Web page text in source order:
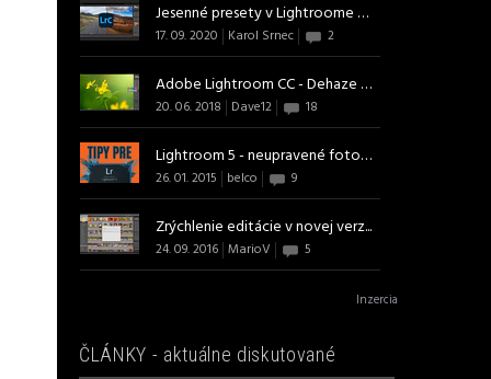
Jesenné presety v Lightroome Cla...
17. 09. 2020 Karol Srnec 2
Adobe Lightroom CC - Dehaze inak
20. 06. 2018 Dave12 18
Lightroom 5 - neupravené fotogra...
26. 01. 2015 belco 9
Zrýchlenie editácie v novej verz...
24. 09. 2016 MarioV 5
Inzercia
ČLÁNKY - aktuálne diskutované